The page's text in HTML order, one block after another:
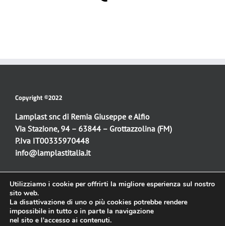
Copyright ©2022
Lamplast snc di Remia Giuseppe e Alfio
Via Stazione, 94 – 63844 – Grottazzolina (FM)
P.Iva IT00335970448
info@lamplastitalia.it
Sito web:
Progettazione e realizzazione
Simone Fulimeni
info@simonefulimeni.it
Utilizziamo i cookie per offrirti la migliore esperienza sul nostro
sito web.
La disattivazione di uno o più cookies potrebbe rendere
impossibile in tutto o in parte la navigazione
nel sito e l'accesso ai contenuti.